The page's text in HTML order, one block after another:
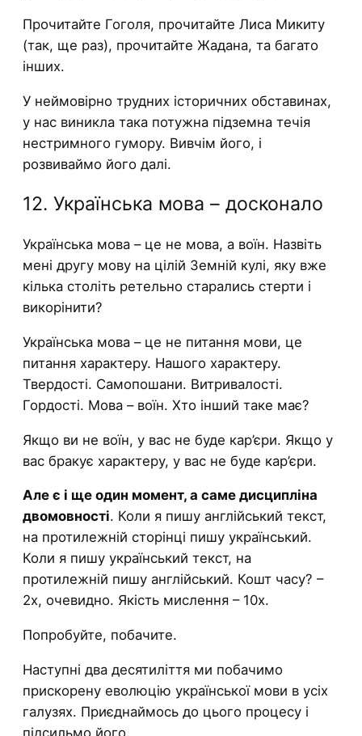
Прочитайте Гоголя, прочитайте Лиса Микиту
(так, ще раз), прочитайте Жадана, та багато
інших.
У неймовірно трудних історичних обставинах,
у нас виникла така потужна підземна течія
нестримного гумору. Вивчім його, і
розвиваймо його далі.
12. Українська мова – досконало
Українська мова – це не мова, а воїн. Назвіть
мені другу мову на цілій Земній кулі, яку вже
кілька століть ретельно старались стерти і
викорінити?
Українська мова – це не питання мови, це
питання характеру. Нашого характеру.
Твердості. Самопошани. Витривалості.
Гордості. Мова – воїн. Хто інший таке має?
Якщо ви не воїн, у вас не буде кар’єри. Якщо у
вас бракує характеру, у вас не буде кар’єри.
Але є і ще один момент, а саме дисципліна
двомовності. Коли я пишу англійський текст,
на протилежній сторінці пишу український.
Коли я пишу український текст, на
протилежній пишу англійський. Кошт часу? –
2х, очевидно. Якість мислення – 10х.
Попробуйте, побачите.
Наступні два десятиліття ми побачимо
прискорену еволюцію української мови в усіх
галузях. Приєднаймось до цього процесу і
підсильмо його.